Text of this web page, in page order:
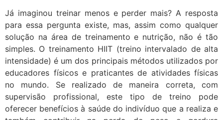
Já imaginou treinar menos e perder mais? A resposta
para essa pergunta existe, mas, assim como qualquer
solução na área de treinamento e nutrição, não é tão
simples. O treinamento HIIT (treino intervalado de alta
intensidade) é um dos principais métodos utilizados por
educadores físicos e praticantes de atividades físicas
no mundo. Se realizado de maneira correta, com
supervisão profissional, este tipo de treino pode
oferecer benefícios à saúde do indivíduo que a realiza e